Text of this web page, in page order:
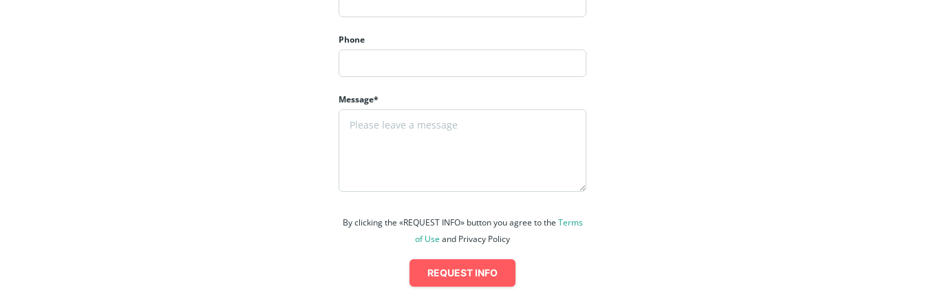
Phone
Message*
By clicking the «REQUEST INFO» button you agree to the Terms
of Use and Privacy Policy
REQUEST INFO